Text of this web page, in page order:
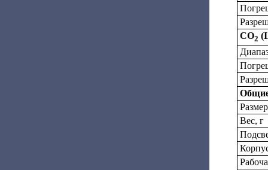
CO2
Вес, г